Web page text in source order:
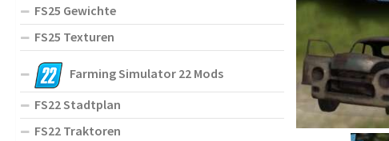
FS25 Gewichte
FS25 Texturen
Farming Simulator 22 Mods
FS22 Stadtplan
FS22 Traktoren